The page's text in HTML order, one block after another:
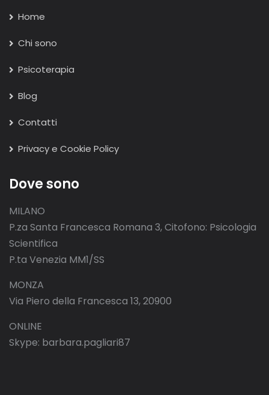
Home
Chi sono
Psicoterapia
Blog
Contatti
Privacy e Cookie Policy
Dove sono
MILANO
P.za Santa Francesca Romana 3, Citofono: Psicologia
Scientifica
P.ta Venezia MM1/SS
MONZA
Via Piero della Francesca 13, 20900
ONLINE
Skype: barbara.pagliari87